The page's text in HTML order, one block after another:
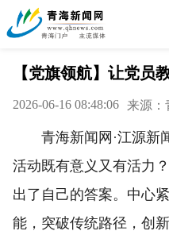
【党旗领航】让党员
2026-06-16 08:48:06 来源：
青海新闻网·江源新
活动既有意义又有活力
出了自己的答案。中心
能，突破传统路径，创